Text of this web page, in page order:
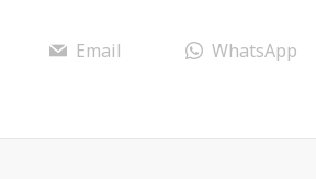
Email WhatsApp